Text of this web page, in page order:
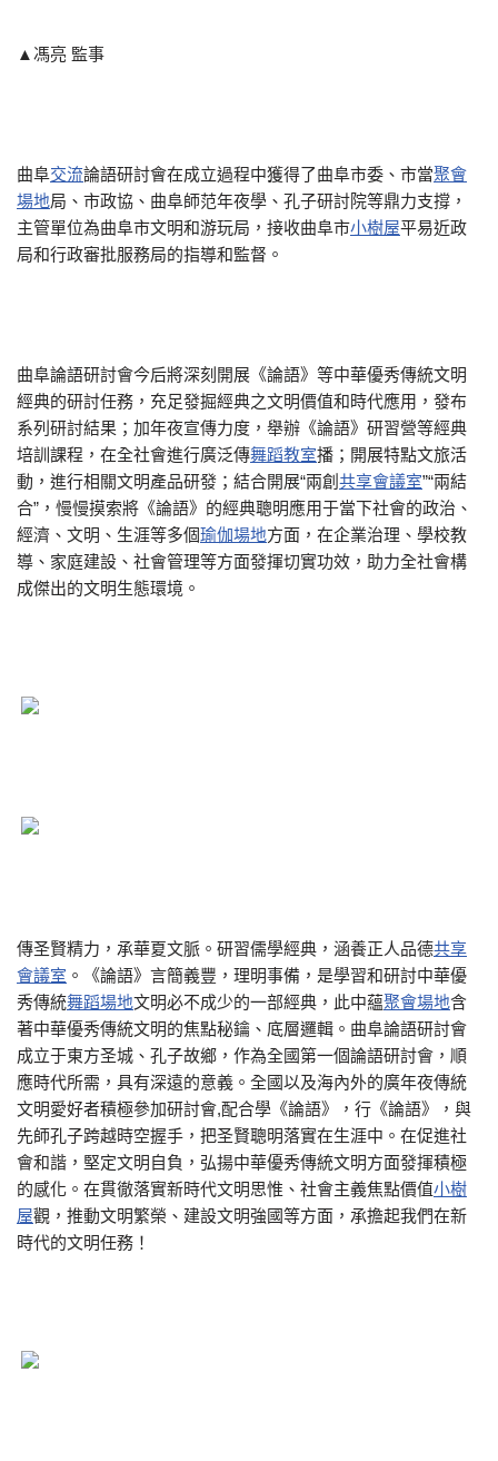
▲馮亮 監事
曲阜交流論語研討會在成立過程中獲得了曲阜市委、市當聚會
場地局、市政協、曲阜師范年夜學、孔子研討院等鼎力支撐，
主管單位為曲阜市文明和游玩局，接收曲阜市小樹屋平易近政
局和行政審批服務局的指導和監督。
曲阜論語研討會今后將深刻開展《論語》等中華優秀傳統文明
經典的研討任務，充足發掘經典之文明價值和時代應用，發布
系列研討結果；加年夜宣傳力度，舉辦《論語》研習營等經典
培訓課程，在全社會進行廣泛傳舞蹈教室播；開展特點文旅活
動，進行相關文明產品研發；結合開展“兩創 共享會議室”“兩結
合”，慢慢摸索將《論語》的經典聰明應用于當下社會的政治、
經濟、文明、生涯等多個瑜伽場地方面，在企業治理、學校教
導、家庭建設、社會管理等方面發揮切實功效，助力全社會構
成傑出的文明生態環境。
傳圣賢精力，承華夏文脈。研習儒學經典，涵養正人品德共享
會議室 。《論語》言簡義豐，理明事備，是學習和研討中華優
秀傳統舞蹈場地文明必不成少的一部經典，此中蘊聚會場地含
著中華優秀傳統文明的焦點秘鑰、底層邏輯。曲阜論語研討會
成立于東方圣城、孔子故鄉，作為全國第一個論語研討會，順
應時代所需，具有深遠的意義。全國以及海內外的廣年夜傳統
文明愛好者積極參加研討會,配合學《論語》，行《論語》，與
先師孔子跨越時空握手，把圣賢聰明落實在生涯中。在促進社
會和諧，堅定文明自負，弘揚中華優秀傳統文明方面發揮積極
的感化。在貫徹落實新時代文明思惟、社會主義焦點價值小樹
屋觀，推動文明繁榮、建設文明強國等方面，承擔起我們在新
時代的文明任務！